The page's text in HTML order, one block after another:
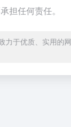
担任何责任。
力于优质、实用的